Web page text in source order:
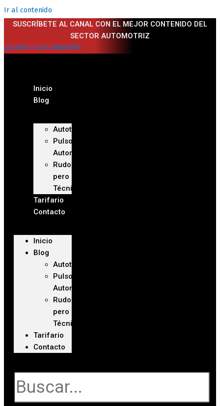
Ir al contenido
SUSCRÍBETE AL CANAL CON EL MEJOR CONTENIDO DEL
SECTOR AUTOMOTRIZ
¡QUIERO SUSCRIBIRME!
Inicio
Blog
Autoteca
Pulso
Automotriz
Rudo
pero
Técnico
Tarifario
Contacto
Inicio
Blog
Autoteca
Pulso
Automotriz
Rudo
pero
Técnico
Tarifario
Contacto